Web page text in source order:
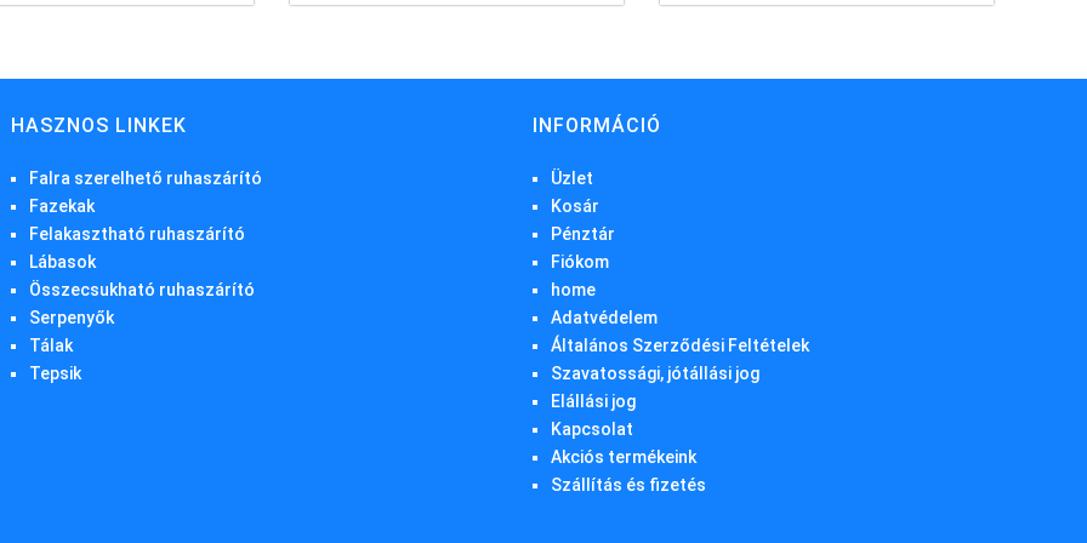
HASZNOS LINKEK
Falra szerelhető ruhaszárító
Fazekak
Felakasztható ruhaszárító
Lábasok
Összecsukható ruhaszárító
Serpenyők
Tálak
Tepsik
INFORMÁCIÓ
Üzlet
Kosár
Pénztár
Fiókom
home
Adatvédelem
Általános Szerződési Feltételek
Szavatossági, jótállási jog
Elállási jog
Kapcsolat
Akciós termékeink
Szállítás és fizetés